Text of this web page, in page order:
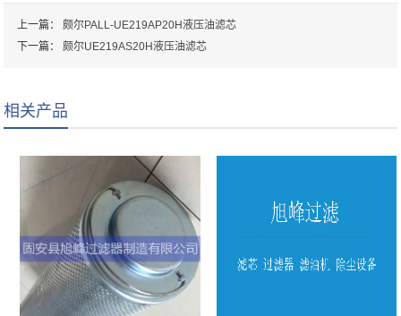
上一篇：颇尔PALL-UE219AP20H液压油滤芯
下一篇：颇尔UE219AS20H液压油滤芯
相关产品